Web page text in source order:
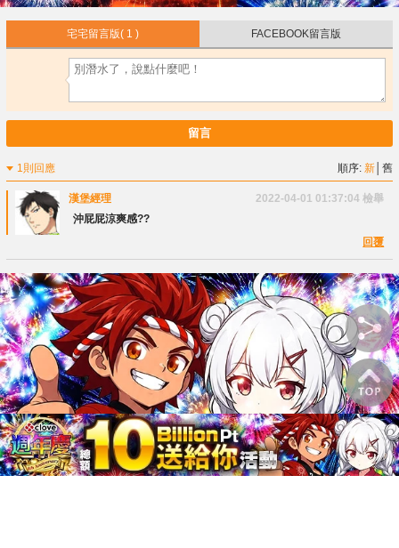
宅宅留言版( 1 ) FACEBOOK留言版
留言
1則回應 順序:新 │舊
漢堡經理 2022-04-01 01:37:04 檢舉
沖屁屁涼爽感??
回覆